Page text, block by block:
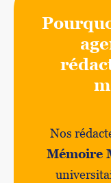
Nos
Mémoire